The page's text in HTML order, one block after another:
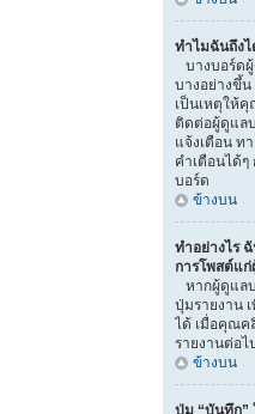
ทำไมฉันถึง
บางบอร์ด
บางอย่างขึ้
เป็นเหตุให้
ติดต่อผู้ดูแล
แจ้งเตือน ท
คำเตือนได้
บอร์ด
ข้างบน
ทำอย่างไร
การโพสต์แ
หากผู้ดูแล
ปุ่มรายงาน
ได้ เมื่อคุณค
รายงานต่อไ
ข้างบน
ปุ่ม “บันทึก”